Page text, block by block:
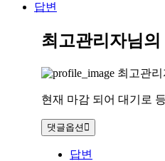
답변
최고관리자님의
최고관리
현재 마감 되어 대기로
댓글옵션
답변